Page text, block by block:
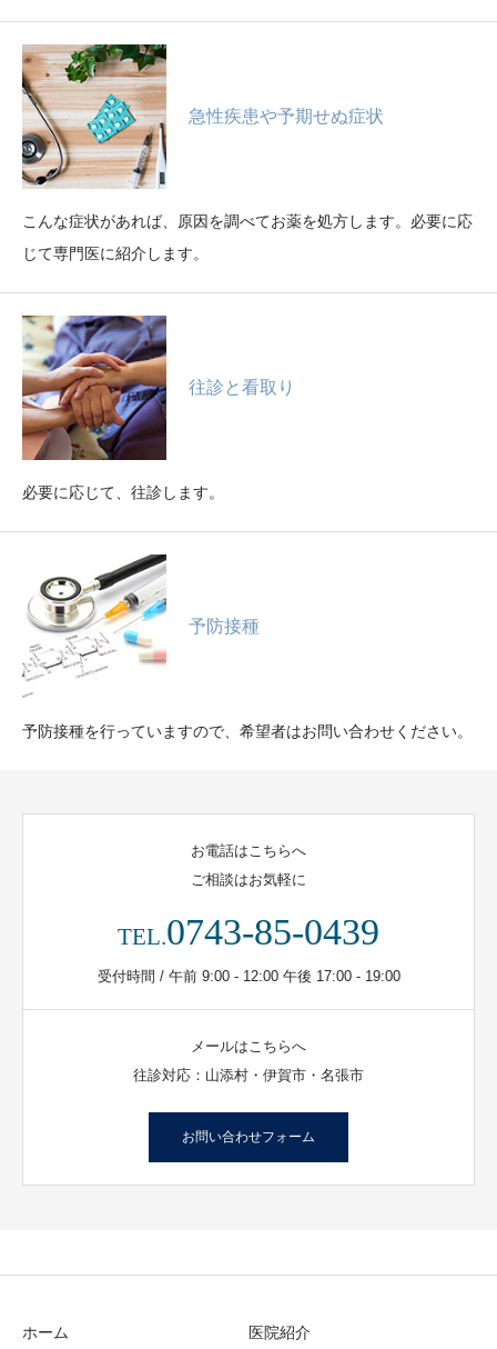
急性疾患や予期せぬ症状
こんな症状があれば、原因を調べてお薬を処方します。必要に応
じて専門医に紹介します。
往診と看取り
必要に応じて、往診します。
予防接種
予防接種を行っていますので、希望者はお問い合わせください。
お電話はこちらへ
ご相談はお気軽に
TEL.0743-85-0439
受付時間 / 午前 9:00 - 12:00 午後 17:00 - 19:00
メールはこちらへ
往診対応：山添村・伊賀市・名張市
お問い合わせフォーム
ホーム 医院紹介